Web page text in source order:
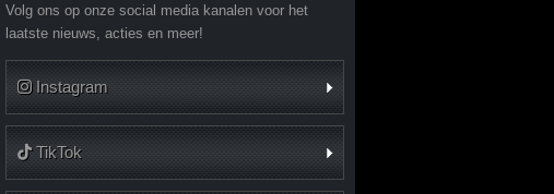
Volg ons op onze social media kanalen voor het
laatste nieuws, acties en meer!
Instagram
TikTok